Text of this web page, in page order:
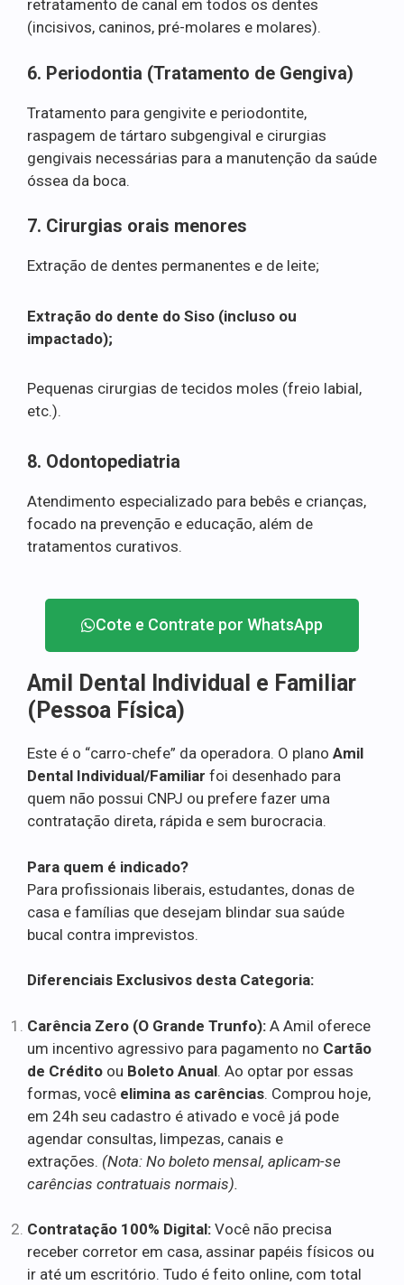
retratamento de canal em todos os dentes
(incisivos, caninos, pré-molares e molares).
6. Periodontia (Tratamento de Gengiva)
Tratamento para gengivite e periodontite,
raspagem de tártaro subgengival e cirurgias
gengivais necessárias para a manutenção da saúde
óssea da boca.
7. Cirurgias orais menores
Extração de dentes permanentes e de leite;
Extração do dente do Siso (incluso ou
impactado);
Pequenas cirurgias de tecidos moles (freio labial,
etc.).
8. Odontopediatria
Atendimento especializado para bebês e crianças,
focado na prevenção e educação, além de
tratamentos curativos.
Cote e Contrate por WhatsApp
Amil Dental Individual e Familiar
(Pessoa Física)
Este é o “carro-chefe” da operadora. O plano Amil
Dental Individual/Familiar foi desenhado para
quem não possui CNPJ ou prefere fazer uma
contratação direta, rápida e sem burocracia.
Para quem é indicado?
Para profissionais liberais, estudantes, donas de
casa e famílias que desejam blindar sua saúde
bucal contra imprevistos.
Diferenciais Exclusivos desta Categoria:
Carência Zero (O Grande Trunfo): A Amil oferece
um incentivo agressivo para pagamento no Cartão
de Crédito ou Boleto Anual. Ao optar por essas
formas, você elimina as carências. Comprou hoje,
em 24h seu cadastro é ativado e você já pode
agendar consultas, limpezas, canais e
extrações. (Nota: No boleto mensal, aplicam-se
carências contratuais normais).
Contratação 100% Digital: Você não precisa
receber corretor em casa, assinar papéis físicos ou
ir até um escritório. Tudo é feito online, com total